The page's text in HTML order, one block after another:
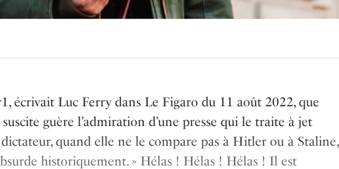
écrivait Luc Ferry dans Le Figaro du 11 août 2022, que
guère l’admiration d’une presse qui le traite à jet
quand elle ne le compare pas à Hitler ou à Staline,
historiquement. » Hélas ! Hélas ! Hélas ! Il est